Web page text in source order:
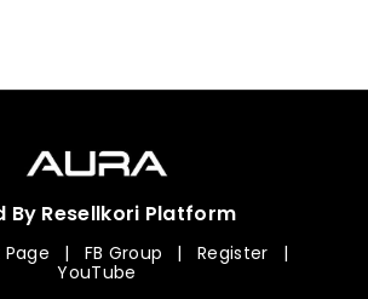
By Resellkori Platform
| FB Group | Register
|
YouTube